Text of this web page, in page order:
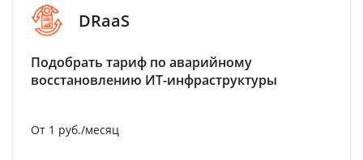
DRaaS
Подобрать тариф по аварийному
восстановлению ИТ-инфраструктуры
От 1 руб./месяц